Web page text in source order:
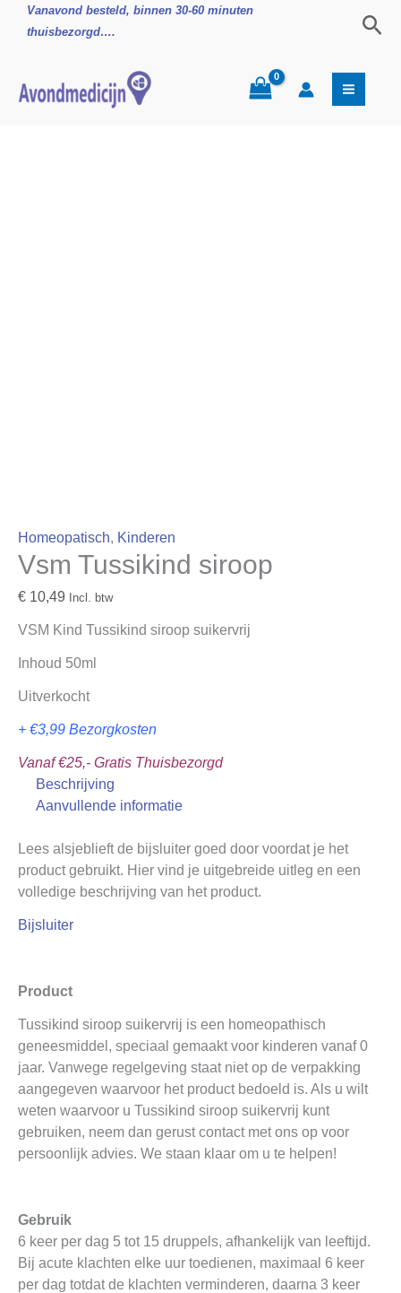
naar
Vanavond besteld, binnen 30-60 minuten
thuisbezorgd….
Homeopatisch, Kinderen
Vsm Tussikind siroop
€ 10,49 Incl. btw
VSM Kind Tussikind siroop suikervrij
Inhoud 50ml
Uitverkocht
+ €3,99 Bezorgkosten
Vanaf €25,- Gratis Thuisbezorgd
Beschrijving
Aanvullende informatie
Lees alsjeblieft de bijsluiter goed door voordat je het
product gebruikt. Hier vind je uitgebreide uitleg en een
volledige beschrijving van het product.
Bijsluiter
Product
Tussikind siroop suikervrij is een homeopathisch
geneesmiddel, speciaal gemaakt voor kinderen vanaf 0
jaar. Vanwege regelgeving staat niet op de verpakking
aangegeven waarvoor het product bedoeld is. Als u wilt
weten waarvoor u Tussikind siroop suikervrij kunt
gebruiken, neem dan gerust contact met ons op voor
persoonlijk advies. We staan klaar om u te helpen!
Gebruik
6 keer per dag 5 tot 15 druppels, afhankelijk van leeftijd.
Bij acute klachten elke uur toedienen, maximaal 6 keer
per dag totdat de klachten verminderen, daarna 3 keer